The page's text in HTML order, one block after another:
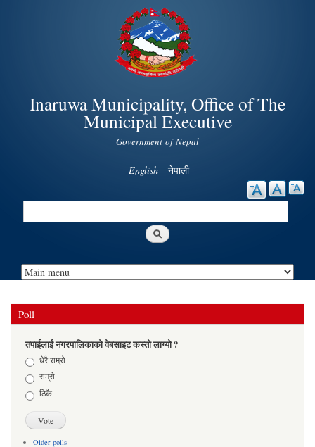
Skip to
main
content
Inaruwa Municipality, Office of The
Municipal Executive
Government of Nepal
English नेपाली
Search
Poll
तपाईलाई नगरपालिकाको वेबसाइट कस्तो लाग्यो ?
Choicesधेरै राम्रो
राम्रो
ठिकै
Older polls